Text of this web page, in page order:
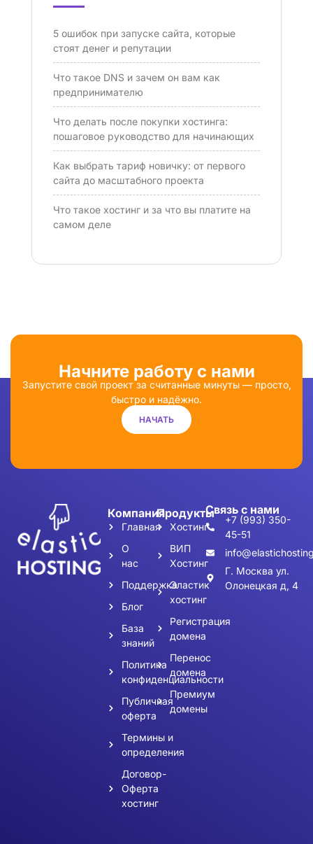
5 ошибок при запуске сайта, которые
стоят денег и репутации
Что такое DNS и зачем он вам как
предпринимателю
Что делать после покупки хостинга:
пошаговое руководство для начинающих
Как выбрать тариф новичку: от первого
сайта до масштабного проекта
Что такое хостинг и за что вы платите на
самом деле
Начните работу с нами
Запустите свой проект за считанные минуты — просто,
быстро и надёжно.
НАЧАТЬ
Компания
Главная
О
нас
Поддержка
Блог
База
знаний
Политика
конфиденциальности
Публичная
оферта
Термины и
определения
Договор-
Оферта
хостинг
Продукты
Хостинг
ВИП
Хостинг
Эластик
хостинг
Регистрация
домена
Перенос
домена
Премиум
домены
Связь с нами
+7 (993) 350-
45-51
Г. Москва ул.
Олонецкая д, 4